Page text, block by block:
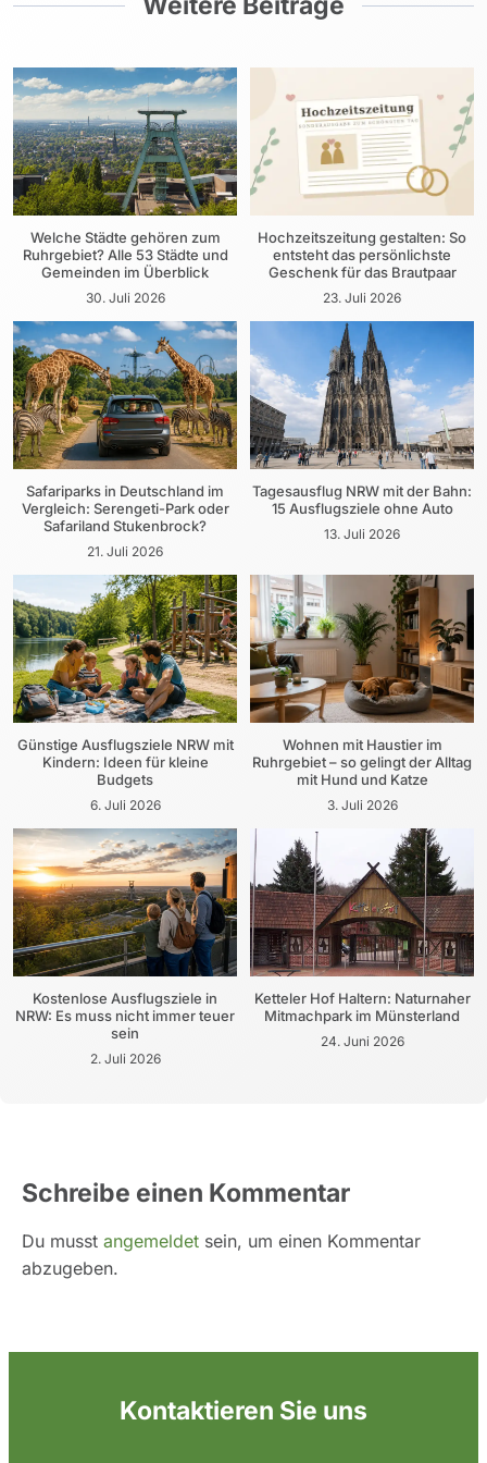
Welche Städte gehören zum
Ruhrgebiet? Alle 53 Städte und
Gemeinden im Überblick
30. Juli 2026
Hochzeitszeitung gestalten: So
entsteht das persönlichste
Geschenk für das Brautpaar
23. Juli 2026
Safariparks in Deutschland im
Vergleich: Serengeti-Park oder
Safariland Stukenbrock?
21. Juli 2026
Tagesausflug NRW mit der Bahn:
15 Ausflugsziele ohne Auto
13. Juli 2026
Günstige Ausflugsziele NRW mit
Kindern: Ideen für kleine
Budgets
6. Juli 2026
Wohnen mit Haustier im
Ruhrgebiet – so gelingt der Alltag
mit Hund und Katze
3. Juli 2026
Kostenlose Ausflugsziele in
NRW: Es muss nicht immer teuer
sein
2. Juli 2026
Ketteler Hof Haltern: Naturnaher
Mitmachpark im Münsterland
24. Juni 2026
Schreibe einen Kommentar
Du musst angemeldet sein, um einen Kommentar
abzugeben.
Kontaktieren Sie uns